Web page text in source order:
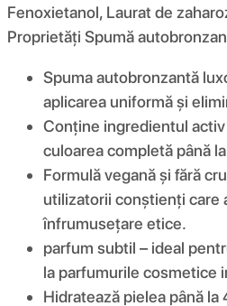
Fenoxietanol, Laurat de
Proprietăți Spumă
Spuma autobronzantă
aplicarea uniformă și
Conține ingredientul
culoarea completă până
Formulă vegană și fără
utilizatorii conștienți care
înfrumusețare etice.
parfum subtil – ideal
la parfumurile cosmetice
Hidratează pielea până